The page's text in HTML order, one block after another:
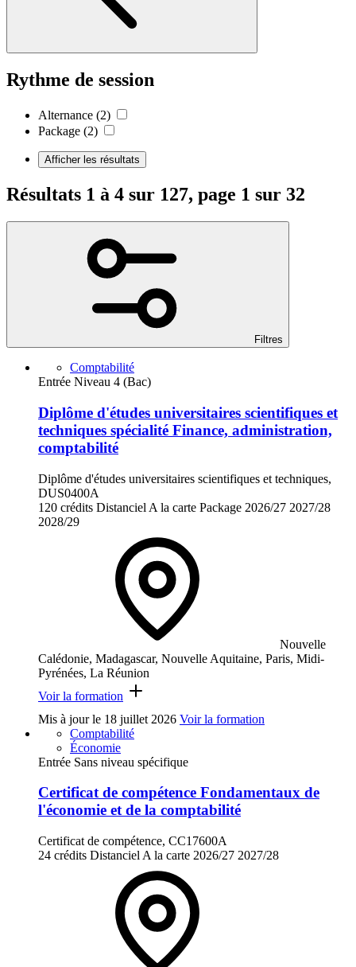
Rythme de session
Alternance (2)
Package (2)
Afficher les résultats
Résultats 1 à 4 sur 127, page 1 sur 32
Filtres
Comptabilité
Entrée Niveau 4 (Bac)
Diplôme d'études universitaires scientifiques et
techniques spécialité Finance, administration,
comptabilité
Diplôme d'études universitaires scientifiques et techniques,
DUS0400A
120 crédits Distanciel A la carte Package 2026/27 2027/28
2028/29
Nouvelle
Calédonie, Madagascar, Nouvelle Aquitaine, Paris, Midi-
Pyrénées, La Réunion
Voir la formation
Mis à jour le 18 juillet 2026 Voir la formation
Comptabilité
Économie
Entrée Sans niveau spécifique
Certificat de compétence Fondamentaux de
l'économie et de la comptabilité
Certificat de compétence, CC17600A
24 crédits Distanciel A la carte 2026/27 2027/28